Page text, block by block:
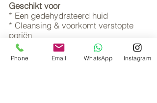
Geschikt voor
* Een gedehydrateerd huid
* Cleansing & voorkomt verstopte
poriën
Star Ingredients
Phone Email WhatsApp Instagram